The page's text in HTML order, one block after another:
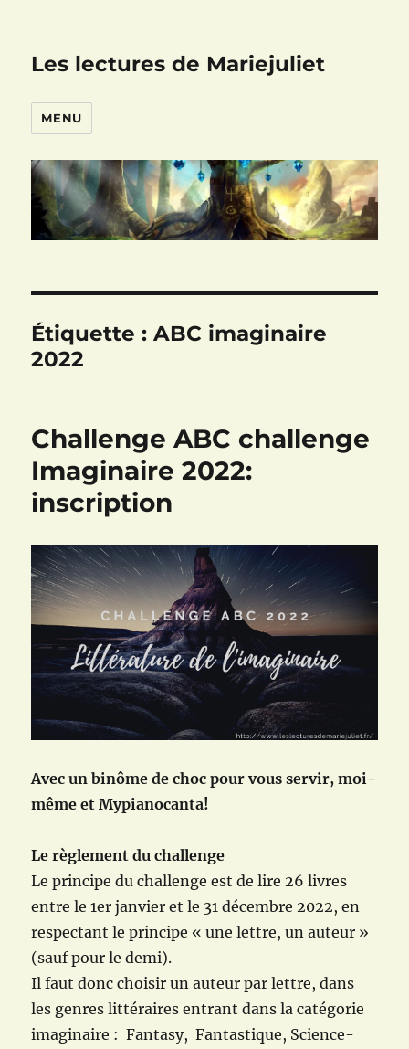
Les lectures de Mariejuliet
MENU
Étiquette :ABC imaginaire
2022
Challenge ABC challenge
Imaginaire 2022:
inscription
Avec un binôme de choc pour vous servir, moi-
même et Mypianocanta!
Le règlement du challenge
Le principe du challenge est de lire 26 livres
entre le 1er janvier et le 31 décembre 2022, en
respectant le principe « une lettre, un auteur »
(sauf pour le demi).
Il faut donc choisir un auteur par lettre, dans
les genres littéraires entrant dans la catégorie
imaginaire : Fantasy, Fantastique, Science-